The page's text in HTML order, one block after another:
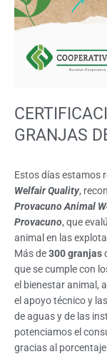
GRANJAS
Estos días estamos
Welfair Quality,
Provacuno Animal
Provacuno, que
animal en las
Más de300 granjas
que se cumple con
el bienestar animal,
el apoyo técnico y
de aguas y de las
potenciamos el
gracias al